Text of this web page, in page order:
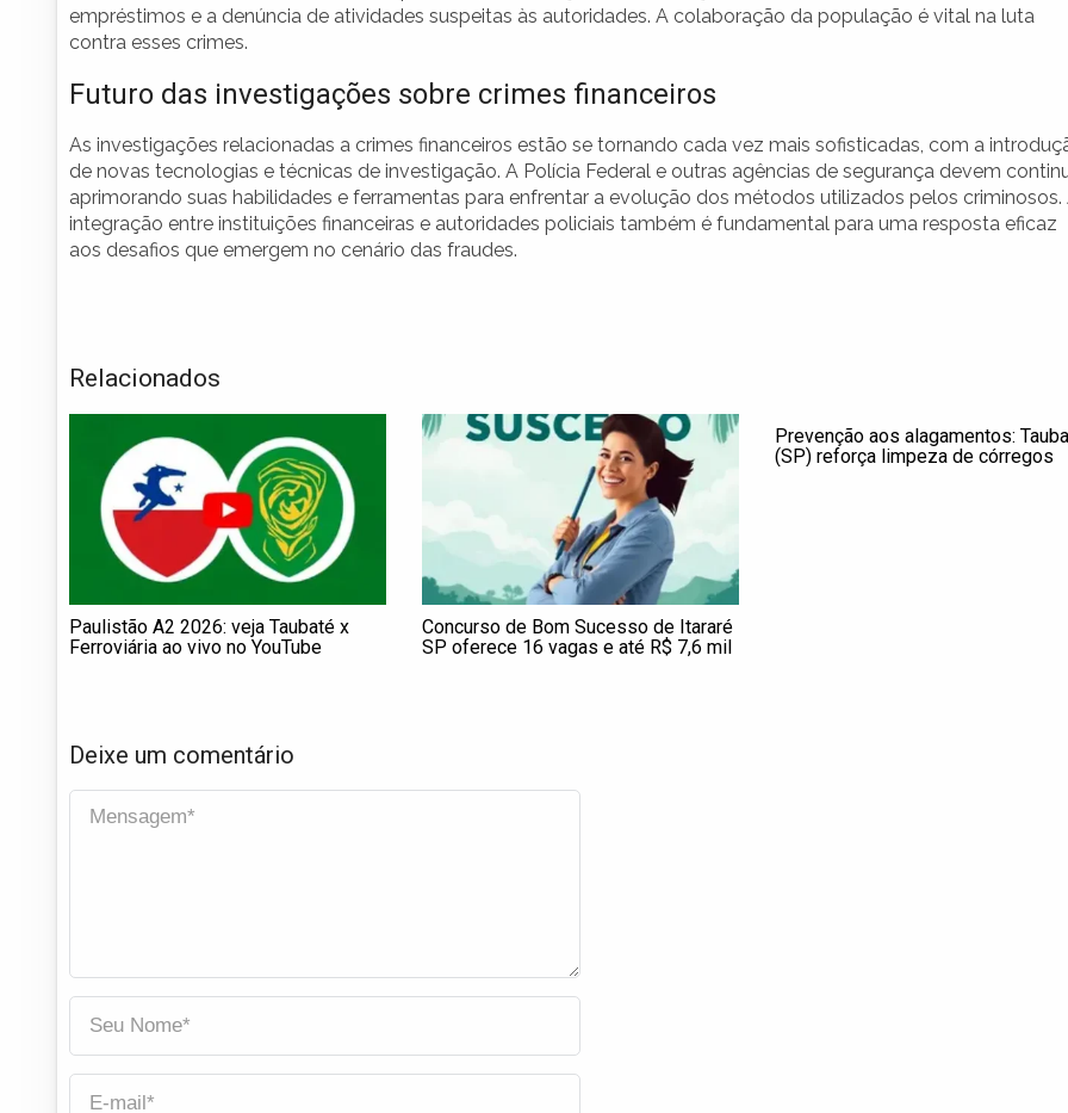
empréstimos e a denúncia de atividades suspeitas às autoridades. A colaboração da população é vital na luta
contra esses crimes.
Futuro das investigações sobre crimes financeiros
As investigações relacionadas a crimes financeiros estão se tornando cada vez mais sofisticadas, com a
de novas tecnologias e técnicas de investigação. A Polícia Federal e outras agências de segurança devem
aprimorando suas habilidades e ferramentas para enfrentar a evolução dos métodos utilizados pelos criminosos.
integração entre instituições financeiras e autoridades policiais também é fundamental para uma resposta eficaz
aos desafios que emergem no cenário das fraudes.
Relacionados
Paulistão A2 2026: veja Taubaté x
Ferroviária ao vivo no YouTube
Concurso de Bom Sucesso de Itararé
SP oferece 16 vagas e até R$ 7,6 mil
Prevenção aos alagamentos:
(SP) reforça limpeza de córregos
Deixe um comentário